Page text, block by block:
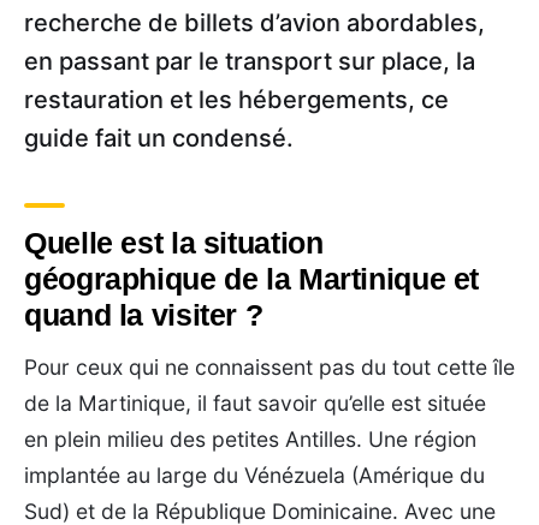
recherche de billets d’avion abordables,
en passant par le transport sur place, la
restauration et les hébergements, ce
guide fait un condensé.
Quelle est la situation
géographique de la Martinique et
quand la visiter ?
Pour ceux qui ne connaissent pas du tout cette île
de la Martinique, il faut savoir qu’elle est située
en plein milieu des petites Antilles. Une région
implantée au large du Vénézuela (Amérique du
Sud) et de la République Dominicaine. Avec une